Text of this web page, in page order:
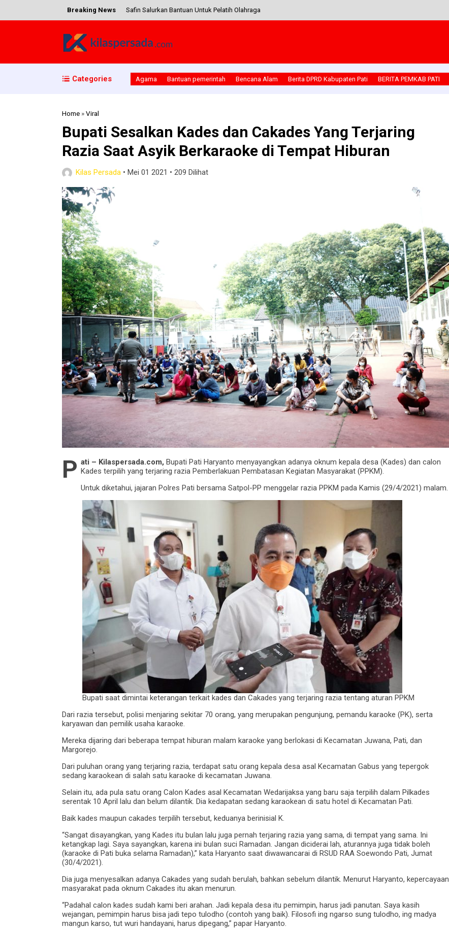
Breaking News Safin Salurkan Bantuan Untuk Pelatih Olahraga
Unik, Komunitas Mobility Pakar Bagikan Takjil Gratis Di RS. Mardi Rahayu Kudus
Categories Agama Bantuan pemerintah Bencana Alam Berita DPRD Kabupaten Pati BERITA PEMKAB PATI
Home »Viral
Bupati Sesalkan Kades dan Cakades Yang Terjaring
Razia Saat Asyik Berkaraoke di Tempat Hiburan
Kilas Persada • Mei 01 2021 • 209 Dilihat
P ati – Kilaspersada.com, Bupati Pati Haryanto menyayangkan adanya oknum kepala desa (Kades) dan calon
Kades terpilih yang terjaring razia Pemberlakuan Pembatasan Kegiatan Masyarakat (PPKM).
Untuk diketahui, jajaran Polres Pati bersama Satpol-PP menggelar razia PPKM pada Kamis (29/4/2021) malam.
Bupati saat dimintai keterangan terkait kades dan Cakades yang terjaring razia tentang aturan PPKM
Dari razia tersebut, polisi menjaring sekitar 70 orang, yang merupakan pengunjung, pemandu karaoke (PK), serta
karyawan dan pemilik usaha karaoke.
Mereka dijaring dari beberapa tempat hiburan malam karaoke yang berlokasi di Kecamatan Juwana, Pati, dan
Margorejo.
Dari puluhan orang yang terjaring razia, terdapat satu orang kepala desa asal Kecamatan Gabus yang tepergok
sedang karaokean di salah satu karaoke di kecamatan Juwana.
Selain itu, ada pula satu orang Calon Kades asal Kecamatan Wedarijaksa yang baru saja terpilih dalam Pilkades
serentak 10 April lalu dan belum dilantik. Dia kedapatan sedang karaokean di satu hotel di Kecamatan Pati.
Baik kades maupun cakades terpilih tersebut, keduanya berinisial K.
“Sangat disayangkan, yang Kades itu bulan lalu juga pernah terjaring razia yang sama, di tempat yang sama. Ini
ketangkap lagi. Saya sayangkan, karena ini bulan suci Ramadan. Jangan diciderai lah, aturannya juga tidak boleh
(karaoke di Pati buka selama Ramadan),” kata Haryanto saat diwawancarai di RSUD RAA Soewondo Pati, Jumat
(30/4/2021).
Dia juga menyesalkan adanya Cakades yang sudah berulah, bahkan sebelum dilantik. Menurut Haryanto, kepercayaan
masyarakat pada oknum Cakades itu akan menurun.
“Padahal calon kades sudah kami beri arahan. Jadi kepala desa itu pemimpin, harus jadi panutan. Saya kasih
wejangan, pemimpin harus bisa jadi tepo tulodho (contoh yang baik). Filosofi ing ngarso sung tulodho, ing madya
mangun karso, tut wuri handayani, harus dipegang,” papar Haryanto.